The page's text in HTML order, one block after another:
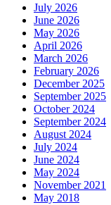
July 2026
June 2026
May 2026
April 2026
March 2026
February 2026
December 2025
September 2025
October 2024
September 2024
August 2024
July 2024
June 2024
May 2024
November 2021
May 2018